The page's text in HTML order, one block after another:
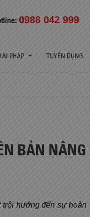
0988 042 999
PHÁP TUYỂN DỤNG
BẢN NÂNG
hướng đến sự hoàn